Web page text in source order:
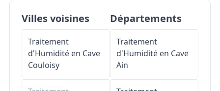
Villes voisines
Traitement
d'Humidité en Cave
Couloisy
Départements
Traitement
d'Humidité en Cave
Ain